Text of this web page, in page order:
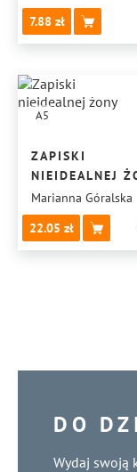
7.88
A5
ZAPISKI
NIEIDEALNEJ
Marianna Góralska
22.05
DO
Wydaj swoją